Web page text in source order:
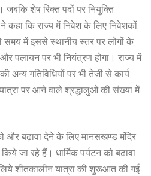
जबकि शेष रिक्त पदों पर नियुक्ति
कहा कि राज्य में निवेश के लिए निवेशकों
समय में इससे स्थानीय स्तर पर लोगों के
पलायन पर भी नियंत्रण होगा। राज्य में
अन्य गतिविधियों पर भी तेजी से कार्य
पर आने वाले श्रद्धालुओं की संख्या में
और बढ़ावा देने के लिए मानसखण्ड मंदिर
जा रहे हैं। धार्मिक पर्यटन को बढावा
शीतकालीन यात्रा की शुरूआत की गई